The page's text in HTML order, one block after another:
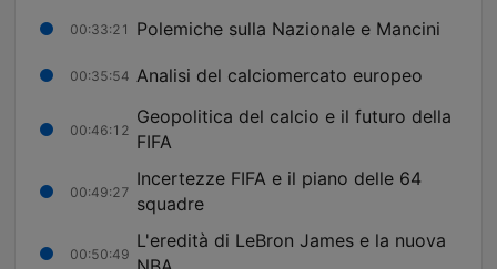
00:33:21 Polemiche sulla Nazionale e Mancini
00:35:54 Analisi del calciomercato europeo
00:46:12
Geopolitica del calcio e il futuro della
FIFA
00:49:27
Incertezze FIFA e il piano delle 64
squadre
00:50:49
L'eredità di LeBron James e la nuova